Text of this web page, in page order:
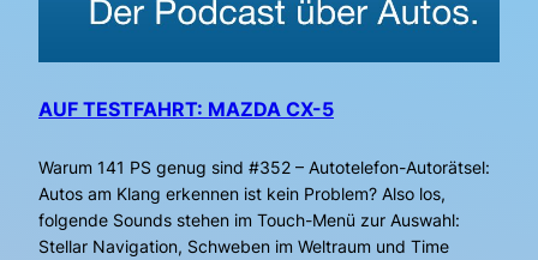
AUF TESTFAHRT: MAZDA CX-5
Warum 141 PS genug sind #352 – Autotelefon-Autorätsel:
Autos am Klang erkennen ist kein Problem? Also los,
folgende Sounds stehen im Touch-Menü zur Auswahl:
Stellar Navigation, Schweben im Weltraum und Time